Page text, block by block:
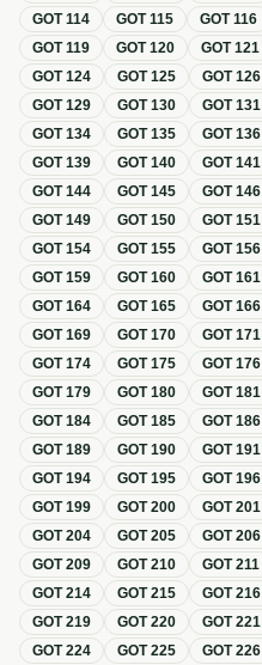
GOT114 GOT115 GOT116
GOT119 GOT120 GOT121
GOT124 GOT125 GOT126
GOT129 GOT130 GOT131
GOT134 GOT135 GOT136
GOT139 GOT140 GOT141
GOT144 GOT145 GOT146
GOT149 GOT150 GOT151
GOT154 GOT155 GOT156
GOT159 GOT160 GOT161
GOT164 GOT165 GOT166
GOT169 GOT170 GOT171
GOT174 GOT175 GOT176
GOT179 GOT180 GOT181
GOT184 GOT185 GOT186
GOT189 GOT190 GOT191
GOT194 GOT195 GOT196
GOT199 GOT200 GOT201
GOT204 GOT205 GOT206
GOT209 GOT210 GOT211
GOT214 GOT215 GOT216
GOT219 GOT220 GOT221
GOT224 GOT225 GOT226